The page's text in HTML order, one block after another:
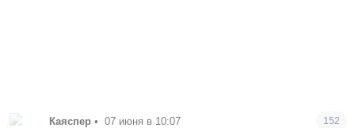
Каяспер • 07 июня в 10:07 152